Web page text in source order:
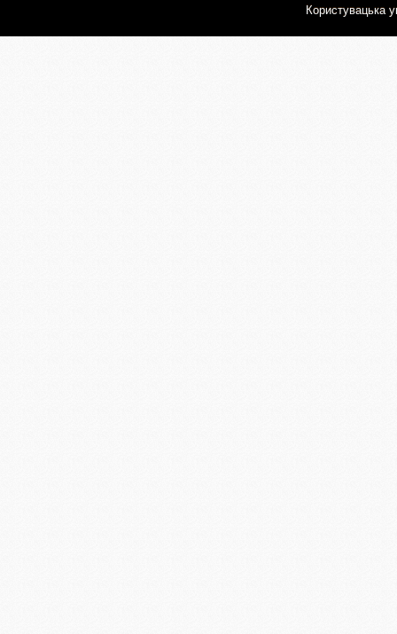
Користувацька